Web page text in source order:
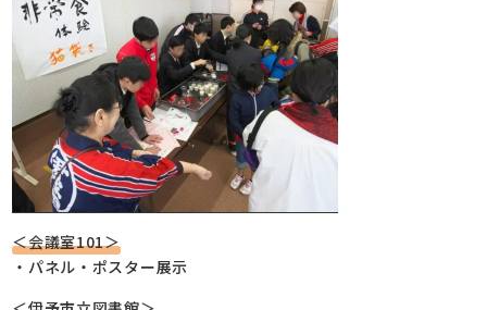
＜会議室101＞
・パネル・ポスター展示